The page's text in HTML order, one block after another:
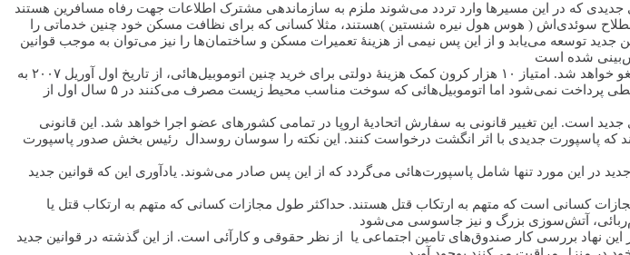
سوئدی‌اش ( هوس هول نيره شنستين )هستند، مثلا کسانی که برای نظافت مسکن خود چنین خدماتی را
توسعه می‌یابد و از این پس نیمی از هزینۀ تعمیرات مسکن و ساختمان‌ها را نیز می‌توان به موجب قوانین
از فردا امتیاز دولتی به خریداران اتومبیل‌هائی که از سوخت‌های مناسب زیست‌محیطی استفاده می‌کنند، لغو خواهد شد. امتیاز ۱۰ هزار کرون کمک هزینۀ دولتی برای خرید چنین اتوموبیل‌هائی، از تاریخ اول آوریل ۲۰۰۷ به
اجرا گذاشته شد. بر اساس قوانین جدید از این پس چنین کمک‌هزینه‌ای به خریداران اتوموبیل‌های زیست‌محیطی پرداخت نمی‌شود اما اتوموبیل‌هائی که سوخت مناسب محیط زیست مصرف می‌کنند در ۵ سال اول از
در پاسپورت‌های جدید است. این تغییر قانونی به سفارش اتحادیۀ اروپا در تمامی کشورهای عضو اجرا خواهد شد. این قانونی
که پاسپورت جدیدی با اثر انگشت درخواست کنند. این نکته را سوسان روسدال رئیس بخش صدور پاسپورت
در این مورد تنها شامل پاسپورت‌هائی می‌گردد که از این پس صادر می‌شوند. یادآوری این که قوانین جدید
مجازات کسانی است که متهم به ارتکاب قتل هستند. حداکثر طول مجازات کسانی که متهم به ارتکاب قتل یا
نهاد بررسی کار صندوق‌های تامین اجتماعی یا از نظر حقوقی و کارآئی است. از این گذشته در قوانین جدید